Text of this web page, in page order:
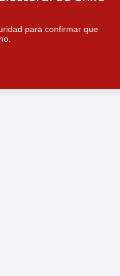
para confirmar que